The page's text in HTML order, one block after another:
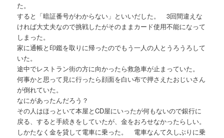
た。
すると「暗証番号がわからない」といいだした。 3回間違えな
ければ大丈夫なので挑戦したがそのままカード使用不能になって
しまった。
家に通帳と印鑑を取りに帰ったのでもう一人の人とうろうろして
いた。
途中でレストラン街の方に向かったら救急車が止まっていた。
何事かと思って見に行ったら顔面を白い布で押さえたおじいさん
が倒れていた。
なにがあったんだろう？
その人はほっといて本屋とCD屋にいったが何もないので銀行に
戻る、すると手続きをしていたが、金をおろせなかったらしい。
しかたなく金を貸して電車に乗った。 電車なんて久しぶりに乗